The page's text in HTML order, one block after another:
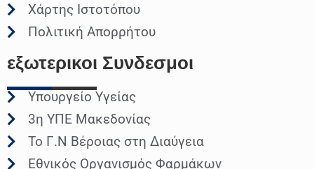
Χάρτης Ιστοτόπου
Πολιτική Απορρήτου
εξωτερικοι Συνδεσμοι
Υπουργείο Υγείας
3η ΥΠΕ Μακεδονίας
Το Γ.Ν Βέροιας στη Διαύγεια
Εθνικός Οργανισμός Φαρμάκων